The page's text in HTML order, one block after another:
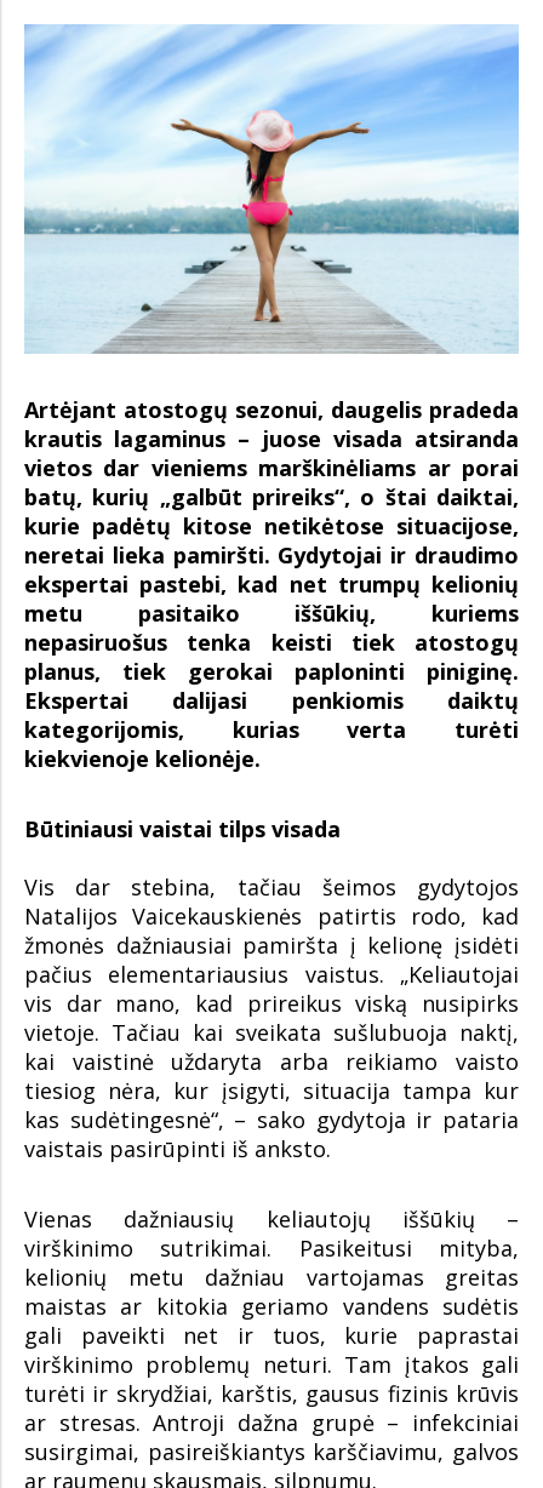
Artėjant atostogų sezonui, daugelis pradeda
krautis lagaminus – juose visada atsiranda
vietos dar vieniems marškinėliams ar porai
batų, kurių „galbūt prireiks“, o štai daiktai,
kurie padėtų kitose netikėtose situacijose,
neretai lieka pamiršti. Gydytojai ir draudimo
ekspertai pastebi, kad net trumpų kelionių
metu pasitaiko iššūkių, kuriems
nepasiruošus tenka keisti tiek atostogų
planus, tiek gerokai paploninti piniginę.
Ekspertai dalijasi penkiomis daiktų
kategorijomis, kurias verta turėti
kiekvienoje kelionėje.
Būtiniausi vaistai tilps visada
Vis dar stebina, tačiau šeimos gydytojos
Natalijos Vaicekauskienės patirtis rodo, kad
žmonės dažniausiai pamiršta į kelionę įsidėti
pačius elementariausius vaistus. „Keliautojai
vis dar mano, kad prireikus viską nusipirks
vietoje. Tačiau kai sveikata sušlubuoja naktį,
kai vaistinė uždaryta arba reikiamo vaisto
tiesiog nėra, kur įsigyti, situacija tampa kur
kas sudėtingesnė“, – sako gydytoja ir pataria
vaistais pasirūpinti iš anksto.
Vienas dažniausių keliautojų iššūkių –
virškinimo sutrikimai. Pasikeitusi mityba,
kelionių metu dažniau vartojamas greitas
maistas ar kitokia geriamo vandens sudėtis
gali paveikti net ir tuos, kurie paprastai
virškinimo problemų neturi. Tam įtakos gali
turėti ir skrydžiai, karštis, gausus fizinis krūvis
ar stresas. Antroji dažna grupė – infekciniai
susirgimai, pasireiškiantys karščiavimu, galvos
ar raumenų skausmais, silpnumu.